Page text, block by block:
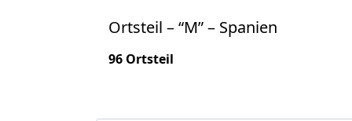
Ortsteil – “M” – Spanien
96 Ortsteil